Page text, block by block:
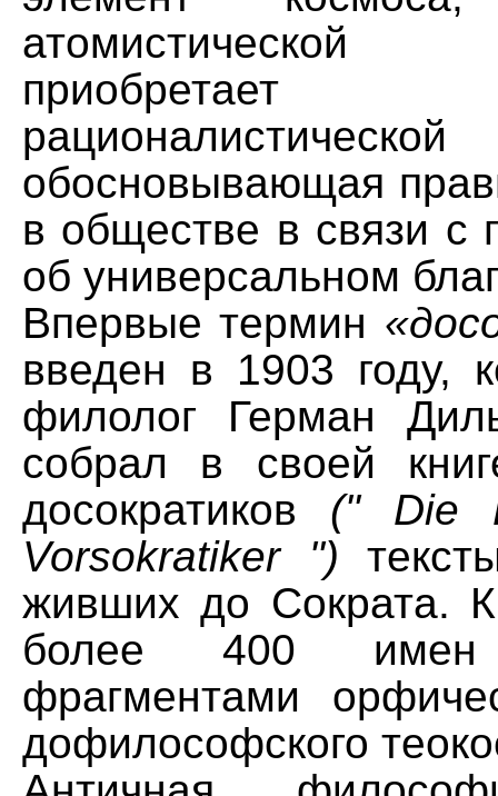
атомистической
обосновывающая
в обществе в связи с
об универсальном
Впервые термин
введен в 1903 году,
филолог Герман
собрал в своей
досократиков (" Die
Vorsokratiker ")
живших до Сократа.
более 400
фрагментами
дофилософского